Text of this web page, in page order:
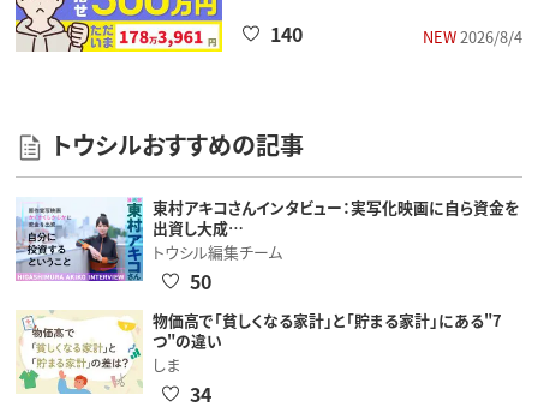
NEW2026/8/4
140
トウシルおすすめの記事
東村アキコさんインタビュー：実写化映画に自ら資金を
出資し大成…
トウシル編集チーム
50
物価高で「貧しくなる家計」と「貯まる家計」にある"7
つ"の違い
しま
34